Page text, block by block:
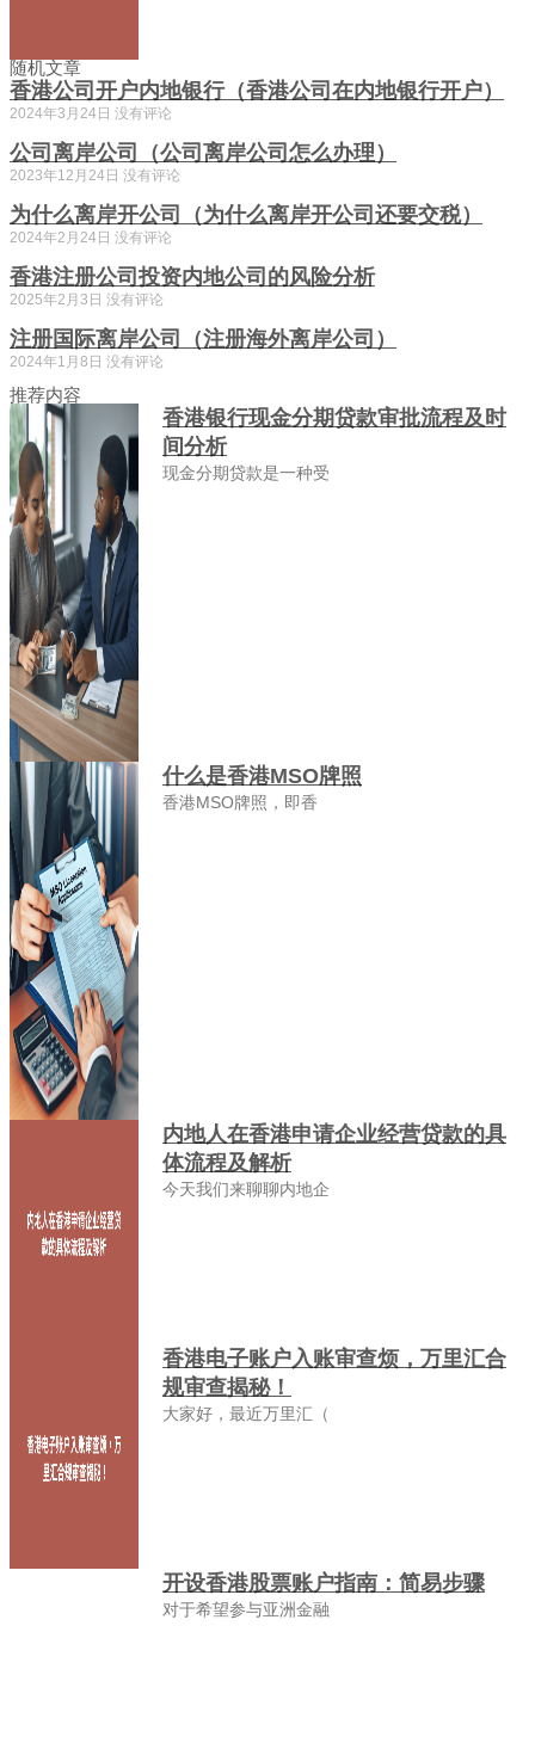
随机文章
香港公司开户内地银行（香港公司在内地银行开户）
2024年3月24日 没有评论
公司离岸公司（公司离岸公司怎么办理）
2023年12月24日 没有评论
为什么离岸开公司（为什么离岸开公司还要交税）
2024年2月24日 没有评论
香港注册公司投资内地公司的风险分析
2025年2月3日 没有评论
注册国际离岸公司（注册海外离岸公司）
2024年1月8日 没有评论
推荐内容
香港银行现金分期贷款审批流程及时
间分析
现金分期贷款是一种受
什么是香港MSO牌照
香港MSO牌照，即香
内地人在香港申请企业经营贷款的具
体流程及解析
今天我们来聊聊内地企
香港电子账户入账审查烦，万里汇合
规审查揭秘！
大家好，最近万里汇（
开设香港股票账户指南：简易步骤
对于希望参与亚洲金融